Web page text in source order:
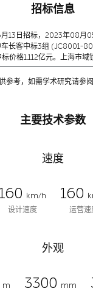
招标信息
13日招标，2023年08月
车长客中标3组 (JC8001-
标价格1.112亿元。上海市域
参考，如需学术研究请参阅
主要技术参数
速度
160 km/h
设计速度
160
运营速
外观
m
3300 mm